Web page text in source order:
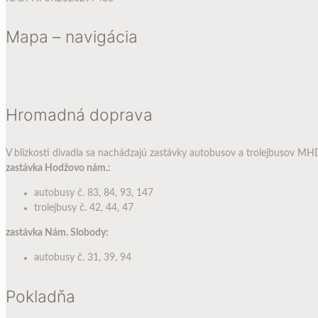
Mapa – navigácia
Hromadná doprava
V blízkosti divadla sa nachádzajú zastávky autobusov a trolejbusov
zastávka Hodžovo nám.:
autobusy č. 83, 84, 93, 147
trolejbusy č. 42, 44, 47
zastávka Nám. Slobody:
autobusy č. 31, 39, 94
Pokladňa